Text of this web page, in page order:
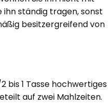
ihn ständig tragen, sonst
besitzergreifend von
bis 1 Tasse hochwertiges
auf zwei Mahlzeiten.